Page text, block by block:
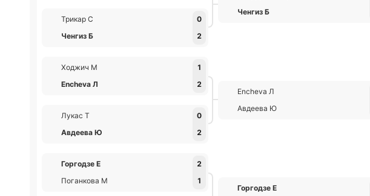
Трикар С
0
Ченгиз Б
2
Ходжич М
1
Encheva Л
2
Лукас Т
0
Авдеева Ю
2
Горгодзе Е
2
Поганкова М
1
Ченгиз Б
Encheva Л
Авдеева Ю
Горгодзе Е